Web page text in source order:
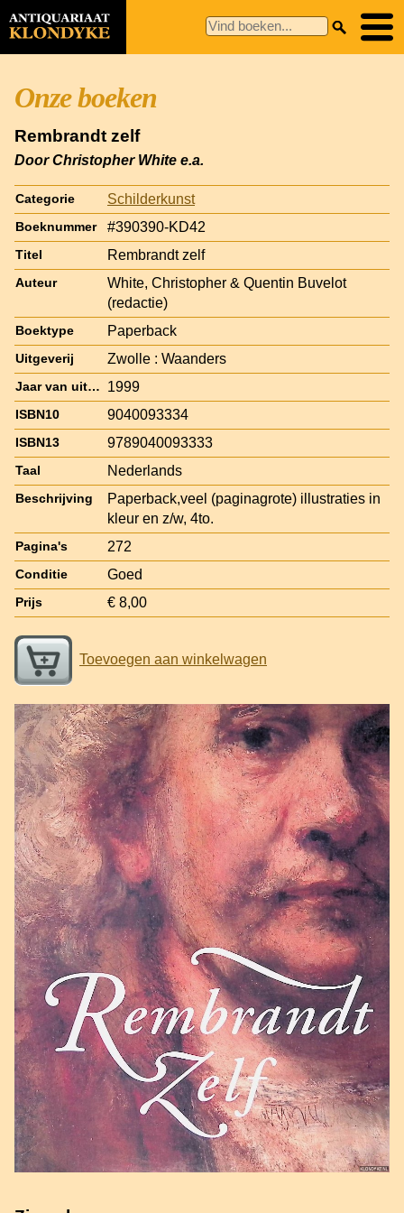
Onze boeken
Rembrandt zelf
Door Christopher White e.a.
Categorie Schilderkunst
Boeknummer #390390-KD42
Titel Rembrandt zelf
Auteur
White, Christopher & Quentin Buvelot
(redactie)
Boektype Paperback
Uitgeverij Zwolle : Waanders
Jaar van uitgave 1999
ISBN10 9040093334
ISBN13 9789040093333
Taal Nederlands
Beschrijving
Paperback,veel (paginagrote) illustraties in
kleur en z/w, 4to.
Pagina's 272
Conditie Goed
Prijs € 8,00
Toevoegen aan winkelwagen